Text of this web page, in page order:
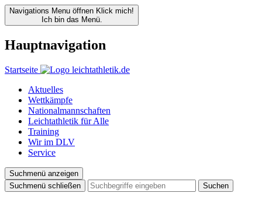
Navigations Menu öffnen Klick mich!
Ich bin das Menü.
Hauptnavigation
Startseite
Aktuelles
Wettkämpfe
Nationalmannschaften
Leichtathletik für Alle
Training
Wir im DLV
Service
Suchmenü anzeigen
Suchmenü schließen
Suchen